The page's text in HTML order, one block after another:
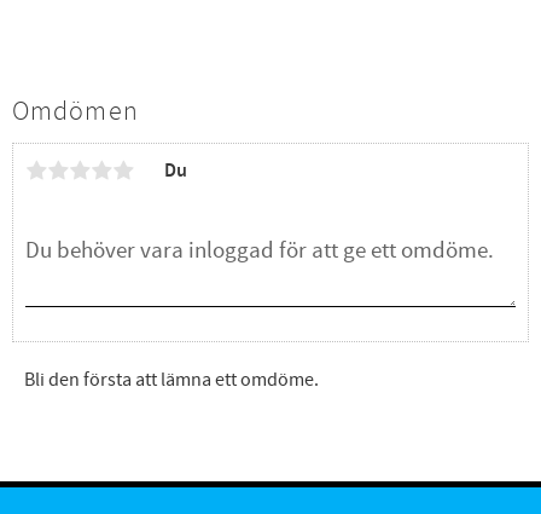
Omdömen
Du
Bli den första att lämna ett omdöme.